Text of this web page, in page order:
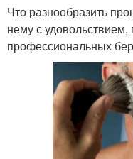
Что разнообразить
нему с удовольствием,
профессиональных